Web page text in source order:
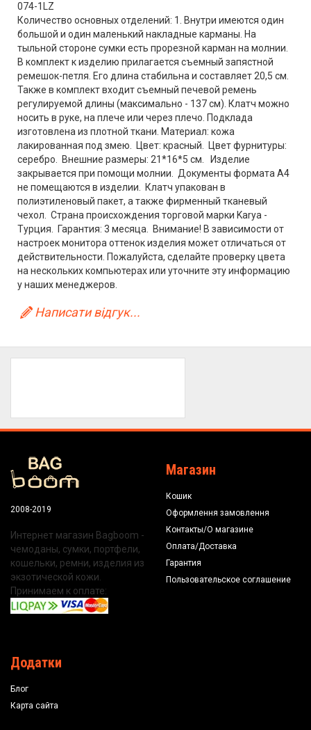
074-1LZ
Количество основных отделений: 1. Внутри имеются один
большой и один маленький накладные карманы. На
тыльной стороне сумки есть прорезной карман на молнии.
В комплект к изделию прилагается съемный запястной
ремешок-петля. Его длина стабильна и составляет 20,5 см.
Также в комплект входит съемный печевой ремень
регулируемой длины (максимально - 137 см). Клатч можно
носить в руке, на плече или через плечо. Подклада
изготовлена из плотной ткани. Материал: кожа
лакированная под змею. Цвет: красный. Цвет фурнитуры:
серебро. Внешние размеры: 21*16*5 см. Изделие
закрывается при помощи молнии. Документы формата А4
не помещаются в изделии. Клатч упакован в
полиэтиленовый пакет, а также фирменный тканевый
чехол. Страна происхождения торговой марки Karya -
Турция. Гарантия: 3 месяца. Внимание! В зависимости от
настроек монитора оттенок изделия может отличаться от
действительности. Пожалуйста, сделайте проверку цвета
на нескольких компьютерах или уточните эту информацию
у наших менеджеров.
Написати відгук...
2008-2019
Интернет магазин Bagboom -
чемоданы, сумки, портфели,
кошельки, ремни, изделия из
экзотической кожи.
Принимаем к оплате:
Магазин
Кошик
Оформлення замовлення
Контакты/О магазине
Оплата/Доставка
Гарантия
Пользовательское соглашение
Додатки
Блог
Карта сайта